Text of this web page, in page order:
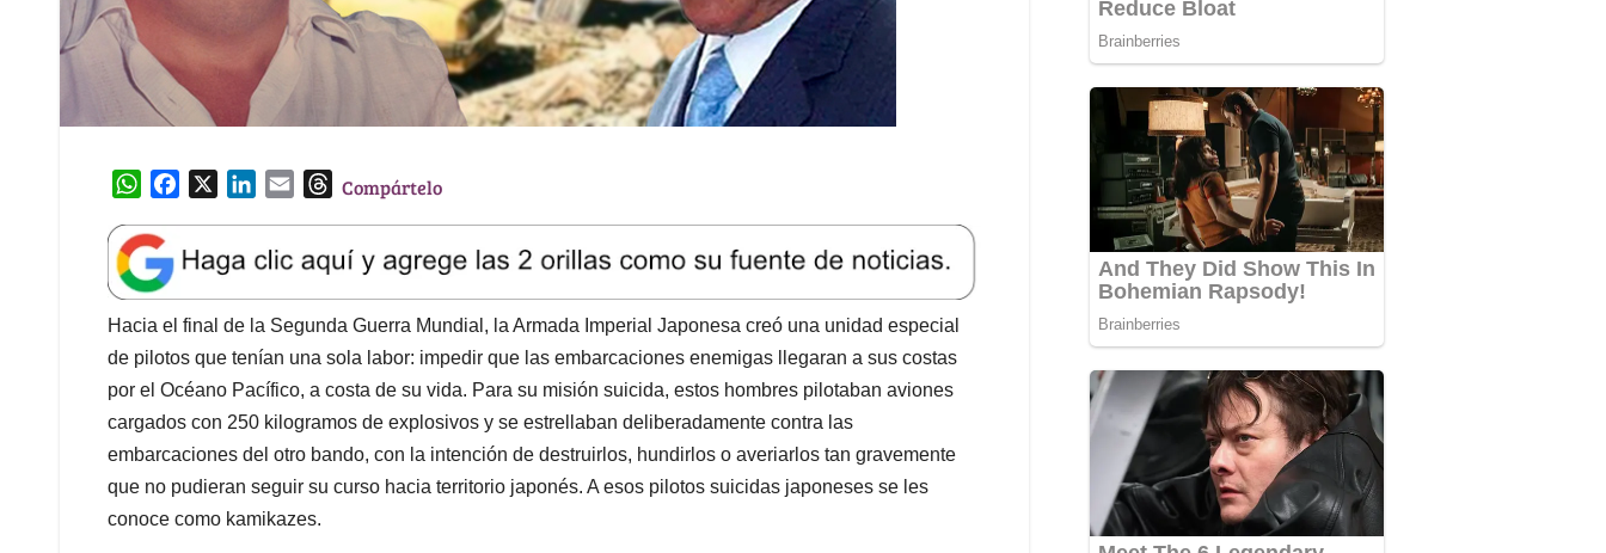
W
a
t
s
A
p
p
e
b
o
o
k
k
e
d
I
n
l
T
e
a
d
s
Compártelo
Hacia el final de la Segunda Guerra Mundial, la Armada Imperial Japonesa creó una unidad especial
de pilotos que tenían una sola labor: impedir que las embarcaciones enemigas llegaran a sus costas
por el Océano Pacífico, a costa de su vida. Para su misión suicida, estos hombres pilotaban aviones
cargados con 250 kilogramos de explosivos y se estrellaban deliberadamente contra las
embarcaciones del otro bando, con la intención de destruirlos, hundirlos o averiarlos tan gravemente
que no pudieran seguir su curso hacia territorio japonés. A esos pilotos suicidas japoneses se les
conoce como kamikazes.